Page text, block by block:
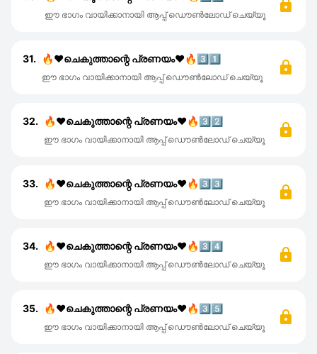
ഈ ഭാഗം വായിക്കാനായി ആപ്പ് ഡൌൺലോഡ് ചെയ്യൂ
31. 🔥❤️ചെകുത്താന്റെ പ്രണയം❤️🔥3️⃣1️⃣
ഈ ഭാഗം വായിക്കാനായി ആപ്പ് ഡൌൺലോഡ് ചെയ്യൂ
32. 🔥❤️ചെകുത്താന്റെ പ്രണയം❤️🔥3️⃣2️⃣
ഈ ഭാഗം വായിക്കാനായി ആപ്പ് ഡൌൺലോഡ് ചെയ്യൂ
33. 🔥❤️ചെകുത്താന്റെ പ്രണയം❤️🔥3️⃣3️⃣
ഈ ഭാഗം വായിക്കാനായി ആപ്പ് ഡൌൺലോഡ് ചെയ്യൂ
34. 🔥❤️ചെകുത്താന്റെ പ്രണയം❤️🔥3️⃣4️⃣
ഈ ഭാഗം വായിക്കാനായി ആപ്പ് ഡൌൺലോഡ് ചെയ്യൂ
35. 🔥❤️ചെകുത്താന്റെ പ്രണയം❤️🔥3️⃣5️⃣
ഈ ഭാഗം വായിക്കാനായി ആപ്പ് ഡൌൺലോഡ് ചെയ്യൂ